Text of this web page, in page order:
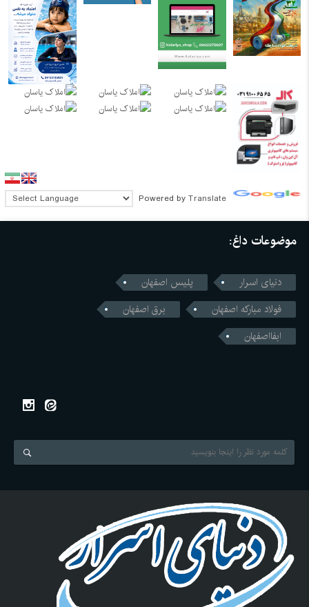
Powered by Translate
موضوعات داغ:
دنیای اسرار
پلیس اصفهان
فولاد مبارکه اصفهان
برق اصفهان
ابفااصفهان